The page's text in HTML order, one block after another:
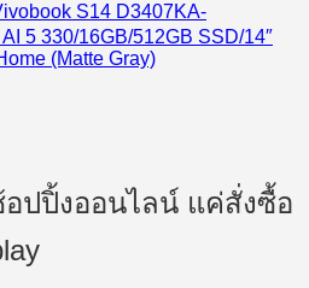
S14 D3407KA-
5 330/16GB/512GB SSD/14″
(Matte Gray)
ปปิ้งออนไลน์ แค่สั่งซื้อ